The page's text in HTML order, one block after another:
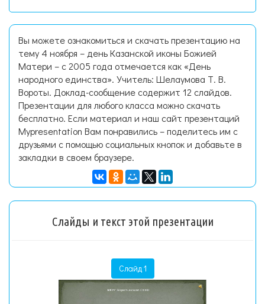
Вы можете ознакомиться и скачать презентацию на
тему 4 ноября – день Казанской иконы Божией
Матери – с 2005 года отмечается как «День
народного единства». Учитель: Шелаумова Т. В.
Вороты. Доклад-сообщение содержит 12 слайдов.
Презентации для любого класса можно скачать
бесплатно. Если материал и наш сайт презентаций
Mypresentation Вам понравились – поделитесь им с
друзьями с помощью социальных кнопок и добавьте в
закладки в своем браузере.
Слайды и текст этой презентации
Слайд 1